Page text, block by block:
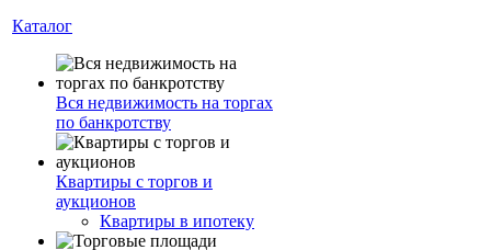
Каталог
Вся недвижимость на торгах
по банкротству
Квартиры с торгов и
аукционов
Квартиры в ипотеку